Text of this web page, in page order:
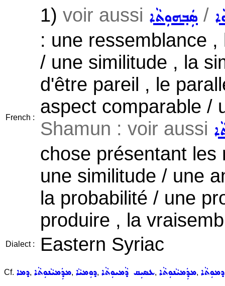
French :
1) voir aussi ܣܲܒ݂ܗܘܼܬܵܐ /
: une ressemblance
/ une similitude , la
d'être pareil , le
aspect comparable /
Shamun : voir aussi
chose présentant
une similitude / une
la probabilité / une
produire , la
Dialect : Eastern Syriac
Cf. ܕܡܐ, ܡܕܲܡܝܵܢܘܼܬܵܐ, ܕܘܼܡܝܵܐ, ܥܣܝܼܩ ܕܵܡܝܘܼܬܵܐ, ܡܕܲܡܝܵܢܘܼܬܵܐ, ܕܡܘܼܬܵܐ